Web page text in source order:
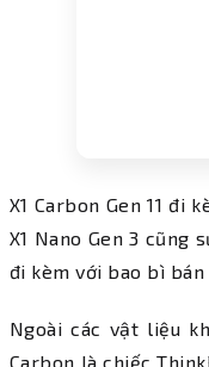
X1 Carbon Gen 11 đi
X1 Nano Gen 3 cũng
đi kèm với bao bì
Ngoài các vật liệu
Carbon là chiếc